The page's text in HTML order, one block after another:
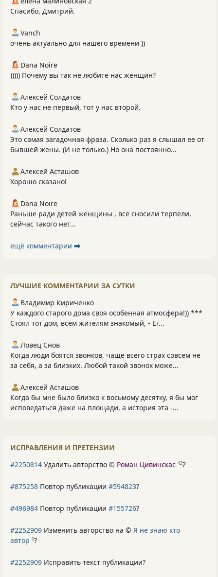
Спасибо, Дмитрий.
Vanch
очень актуально для нашего времени ))
Dana Noire
))))) Почему вы так не любите нас женщин?
Алексей Солдатов
Кто у нас не первый, тот у нас второй.
Алексей Солдатов
Это самая загадочная фраза. Сколько раз я слышал ее от
бывшей жены. (И не только.) Но она постоянно...
Алексей Асташов
Хорошо сказано!
Dana Noire
Раньше ради детей женщины , всё сносили терпели,
сейчас такого нет…
ещё комментарии ⮕
ЛУЧШИЕ КОММЕНТАРИИ ЗА СУТКИ
Владимир Кириченко
У каждого старого дома своя особенная атмосфера!)) ***
Стоял тот дом, всем жителям знакомый, - Ег...
Ловец Снов
Когда люди боятся звонков, чаще всего страх совсем не
за себя, а за близких. Любой такой звонок може...
Алексей Асташов
Когда бы мне было близко к восьмому десятку, я бы мог
исповедаться даже на площади, а история эта -...
ИСПРАВЛЕНИЯ И ПРЕТЕНЗИИ
#2250814 Удалить авторство © Роман Цивинскас 42?
#875258 Повтор публикации #594823?
#496984 Повтор публикации #155726?
#2252909 Изменить авторство на © Я не знаю кто
автор 0?
#2252909 Исправить текст публикации?